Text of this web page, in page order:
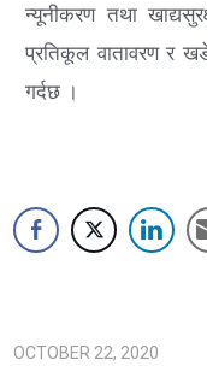
न्यूनीकरण तथा
प्रतिकूल वातावरण र
गर्दछ ।
OCTOBER 22, 2020